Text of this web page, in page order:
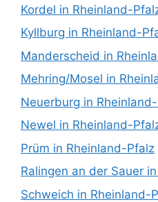
Kordel in Rheinland-
Kyllburg in Rheinland-
Manderscheid in
Mehring/Mosel in
Neuerburg in
Newel in Rheinland-
Prüm in Rheinland-Pfalz
Ralingen an der Sauer
Schweich in Rheinland-